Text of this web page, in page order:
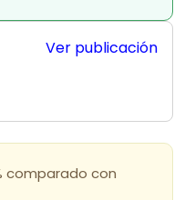
Ver publicación
comparado con